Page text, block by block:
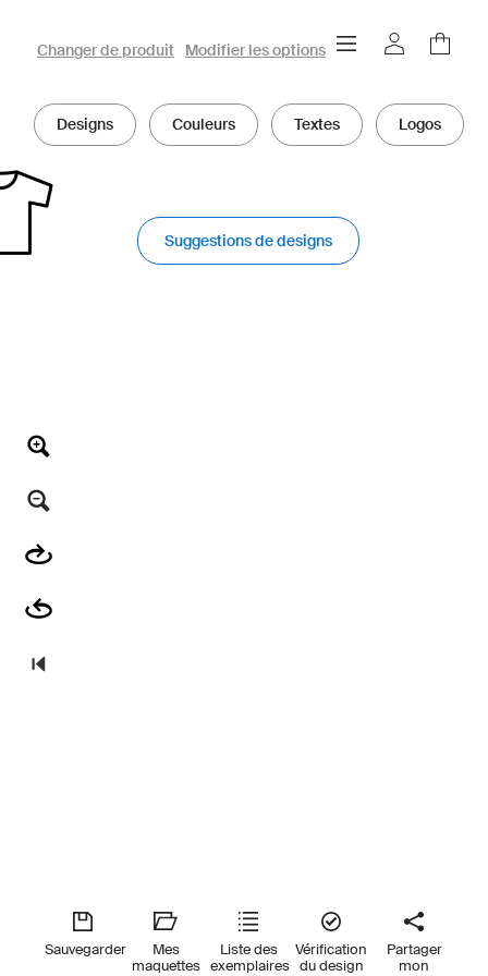
Configurateur 3D owayo
Changer de produit Modifier les options
Designs Couleurs Textes Logos
Suggestions de designs
Sauvegarder
Mes
maquettes
Liste des
exemplaires
Vérification
du design
Partager
mon